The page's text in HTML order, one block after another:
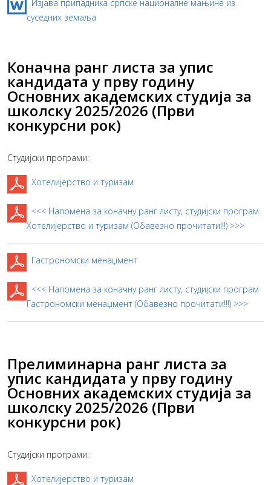
Изјава припадника српске националне мањине из
суседних земаља
Коначна ранг листа за упис
кандидата у прву годину
Основних академских студија за
школску 2025/2026 (Први
конкурсни рок)
Студијски програми:
Хотелијерство и туризам
<<< Напомена за коначну ранг листу, студијски програм
Хотелијерство и туризам (Обавезно прочитати!!!) >>>
Гастрономски менаџмент
<<< Напомена за коначну ранг листу, студијски програм
Гастрономски менаџмент (Обавезно прочитати!!!) >>>
Прелиминарна ранг листа за
упис кандидата у прву годину
Основних академских студија за
школску 2025/2026 (Први
конкурсни рок)
Студијски програми:
Хотелијерство и туризам